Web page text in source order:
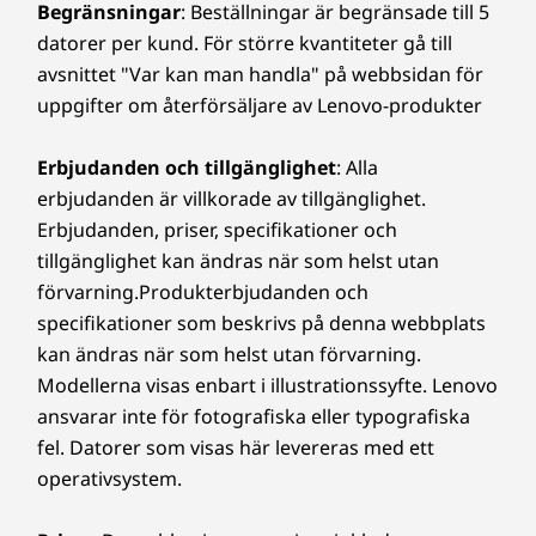
ytbeläggning mot reflexer och fingeravtryck.
En löstagbar 4K-kamera och en löstagbar
högtalarpanel med två 5 W-högtalare och fyra
inbyggda mikrofoner ger fantastiska
videosamtal. Den medföljande magnetiska
samarbeta med whiteboard.
På det moderna kontoret delar flera
Bluetooth®5.1
* Wi-Fi 6E: * 6 GHz Wi-Fi 6E-funktionen är beroende av stöd från
operativsystem, routrar/AP/gatewayer förberedda för Wi-Fi 6E
samt regionala myndighetscertifieringar och frekvenstilldelning.
Design
Mått (H × B × D)
600,6 mm × 615,3 mm × 273 mm
Vikt
12,0 kg
Penna
Passiv penna
-DisplayPort™ 1.2-utgång
-Ethernet (RJ45)
-2 × USB-A 3.2 Gen 1
10-Strömingång
Begränsningar: Beställningar är begränsade till 5
datorer per kund. För större kvantiteter gå till
avsnittet "Var kan man handla" på webbsidan för
uppgifter om återförsäljare av Lenovo-produkter
Erbjudanden och tillgänglighet: Alla
erbjudanden är villkorade av tillgänglighet.
Erbjudanden, priser, specifikationer och
tillgänglighet kan ändras när som helst utan
förvarning.Produkterbjudanden och
specifikationer som beskrivs på denna webbplats
kan ändras när som helst utan förvarning.
Modellerna visas enbart i illustrationssyfte. Lenovo
ansvarar inte för fotografiska eller typografiska
fel. Datorer som visas här levereras med ett
operativsystem.